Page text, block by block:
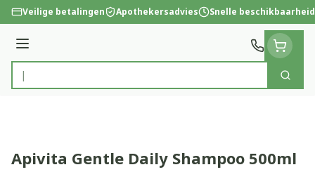
Ga naar de inhoud
Veilige betalingen Apothekersadvies Snelle beschikbaarheid
Menu
Product, merk, categorie...
Zoek
Apivita Gentle Daily Shampoo 500ml